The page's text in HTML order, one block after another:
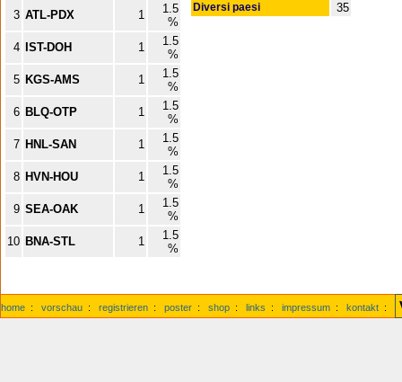
3 ATL-PDX 1
1.5
%
4
IST-DOH 1
1.5
%
5 KGS-AMS 1
1.5
%
6 BLQ-OTP 1
1.5
%
7 HNL-SAN 1
1.5
%
8 HVN-HOU 1
1.5
%
9 SEA-OAK 1
1.5
%
10 BNA-STL 1
1.5
%
Diversi paesi 35
home : vorschau : registrieren : poster : shop : links : impressum : kontakt :